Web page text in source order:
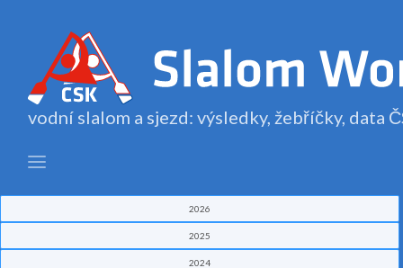
vodní slalom a sjezd: výsledky, žebříčky, data
2026
2025
2024